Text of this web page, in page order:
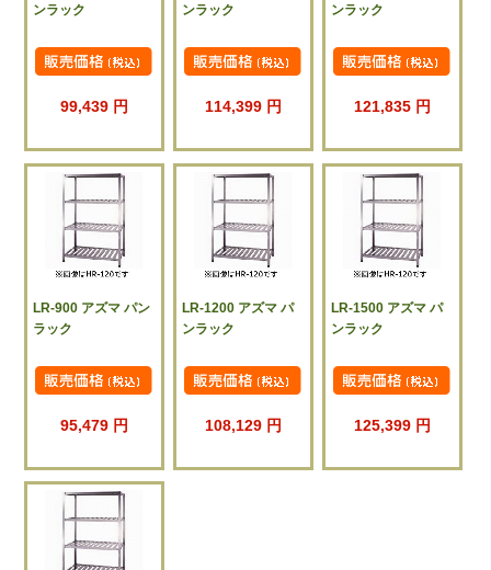
ンラック
99,439 円
ンラック
114,399 円
ンラック
121,835 円
LR-900 アズマ パン
ラック
95,479 円
LR-1200 アズマ パ
ンラック
108,129 円
LR-1500 アズマ パ
ンラック
125,399 円